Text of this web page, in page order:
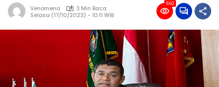
Venomena
3 Min Baca
Selasa (17/10/2023) - 10:11 WIB
692